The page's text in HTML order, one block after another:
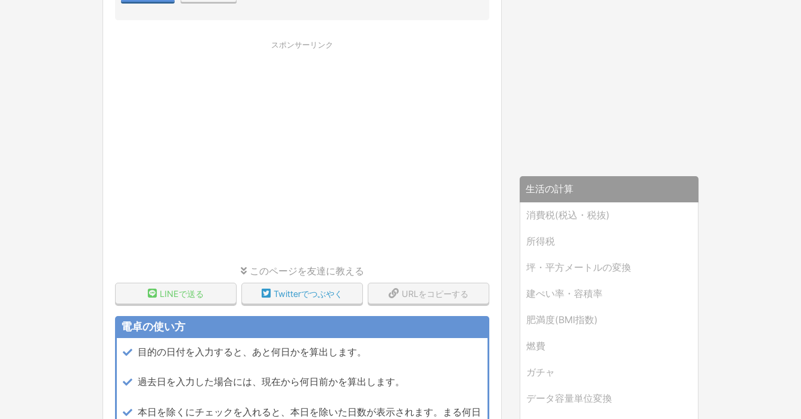
スポンサーリンク
このページを友達に教える
LINEで送る Twitterでつぶやく URLをコピーする
電卓の使い方
目的の日付を入力すると、あと何日かを算出します。
過去日を入力した場合には、現在から何日前かを算出します。
本日を除くにチェックを入れると、本日を除いた日数が表示されます。まる何日
生活の計算
消費税(税込・税抜)
所得税
坪・平方メートルの変換
建ぺい率・容積率
肥満度(BMI指数)
燃費
ガチャ
データ容量単位変換